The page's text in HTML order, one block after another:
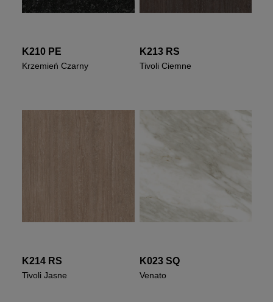
K210 PE
Krzemień Czarny
K213 RS
Tivoli Ciemne
K214 RS
Tivoli Jasne
K023 SQ
Venato